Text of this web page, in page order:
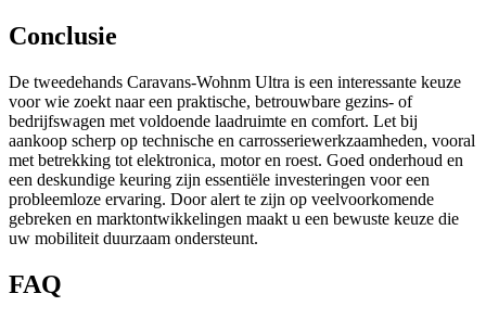
Conclusie
De tweedehands Caravans-Wohnm Ultra is een interessante keuze
voor wie zoekt naar een praktische, betrouwbare gezins- of
bedrijfswagen met voldoende laadruimte en comfort. Let bij
aankoop scherp op technische en carrosseriewerkzaamheden, vooral
met betrekking tot elektronica, motor en roest. Goed onderhoud en
een deskundige keuring zijn essentiële investeringen voor een
probleemloze ervaring. Door alert te zijn op veelvoorkomende
gebreken en marktontwikkelingen maakt u een bewuste keuze die
uw mobiliteit duurzaam ondersteunt.
FAQ